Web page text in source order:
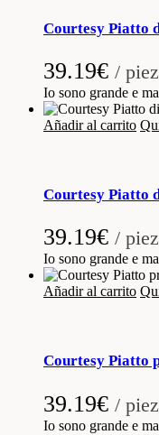
Courtesy Piatto
39.19€ /
Io sono grande e
Añadir al carrito
Courtesy Piatto
39.19€ /
Io sono grande e
Añadir al carrito
Courtesy Piatto
39.19€ /
Io sono grande e